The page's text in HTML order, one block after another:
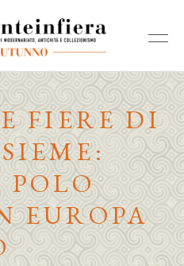
FIERE DI
POLO
EUROPA